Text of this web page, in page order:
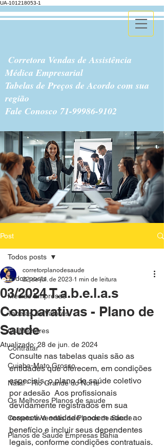
UA-101218053-1
Corretora Vendas de Assistência
Médica Empresarial
Tabelas de Preços de Acordo com sua
região
Fale Conosco 71-99986-9102
Post
Todos posts
Medias Empresas
Tabelas de Valores
Os Melhores
Contratar
Cuiaba-Mato Grosso
Natal - Rio Grande do Norte
Os Melhores Planos de saude
Corretora Vendas de Planos de Saude
Planos de Saude Empresas Bahia
Todos posts
03/2024 T.a.b.e.l.a.s
Comparativas - Plano de
Saude
corretorplanodesaude
22 de jul. de 2023 1 min de leitura
Atualizado: 28 de jun. de 2024
Consulte nas tabelas quais são as
entidades que oferecem, em condições
especiais, o plano de saúde coletivo
por adesão  Aos profissionais
devidamente registrados em sua
respectiva entidade podem aderir ao
benefício e incluir seus dependentes
legais, conforme condições contratuais.